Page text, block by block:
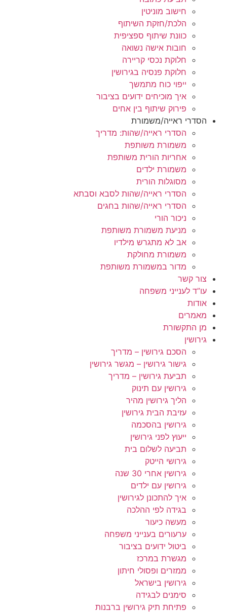
חישוב מוניטין
הלכת/חזקת השיתוף
כוונת שיתוף ספציפית
חובות אישה נשואה
חלוקת נכסי קריירה
חלוקת פנסיה בגירושין
ייפוי כוח מתמשך
איך מוכיחים ידועים בציבור
פירוק שיתוף בין אחים
הסדרי ראייה/משמורת
הסדרי ראייה/שהות: מדריך
משמורת משותפת
אחריות הורית משותפת
משמורת ילדים
מסוגלות הורית
הסדרי ראייה/שהות לסבא וסבתא
הסדרי ראייה/שהות בחגים
ניכור הורי
מניעת משמורת משותפת
אב לא מתגרש מילדיו
משמורת מחולקת
מדור במשמורת משותפת
צור קשר
עו”ד לענייני משפחה
אודות
מאמרים
מן התקשורת
גירושין
הסכם גירושין – מדריך
גישור גירושין – מגשר גירושין
תביעת גירושין – מדריך
גירושין עם תינוק
הליך גירושין מהיר
עזיבת הבית גירושין
גירושין בהסכמה
ייעוץ לפני גירושין
תביעה לשלום בית
גירושי הייטק
גירושין אחרי 30 שנה
גירושין עם ילדים
איך להתכונן לגירושין
בגידה לפי ההלכה
מעשה כיעור
ערעורים בענייני משפחה
ביטול ידועים בציבור
מגשרת במרכז
ממזרים ופסולי חיתון
גירושין בישראל
סימנים לבגידה
פתיחת תיק גירושין ברבנות